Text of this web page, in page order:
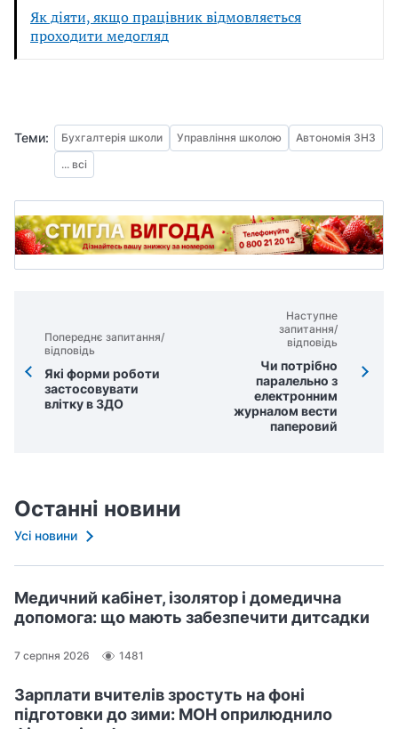
Як діяти, якщо працівник відмовляється
проходити медогляд
Теми: Бухгалтерія школи Управління школою
Автономія ЗНЗ
... всі
Попереднє запитання/
відповідь
Які форми роботи
застосовувати
влітку в ЗДО
Наступне
запитання/
відповідь
Чи потрібно
паралельно з
електронним
журналом вести
паперовий
Останні новини
Усі новини
Медичний кабінет, ізолятор і домедична
допомога: що мають забезпечити дитсадки
7 серпня 2026 1481
Зарплати вчителів зростуть на фоні
підготовки до зими: МОН оприлюднило